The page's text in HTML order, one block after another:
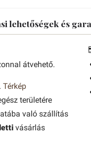
lehetőségek és
átvehető.
Térkép
területére
való szállítás
vásárlás